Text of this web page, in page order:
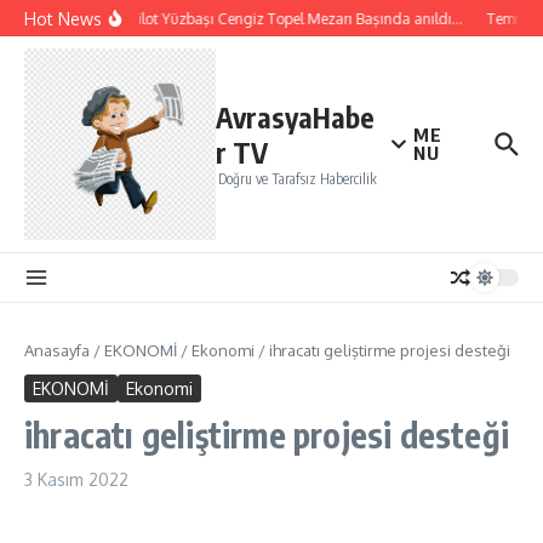
İçeriğe atla
Hot NewsŞehit Pilot Yüzbaşı Cengiz Topel Mezarı Başında anıldı…
AvrasyaHabe
r TV
Doğru ve Tarafsız Habercilik
ME
NU
Anasayfa / EKONOMİ / Ekonomi / ihracatı geliştirme projesi desteği
EKONOMİ Ekonomi
ihracatı geliştirme projesi desteği
3 Kasım 2022